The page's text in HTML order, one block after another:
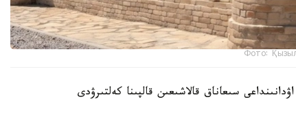
Фото:
سىعاناق قالاشىعىن قالپىنا كەلتىرۋدى